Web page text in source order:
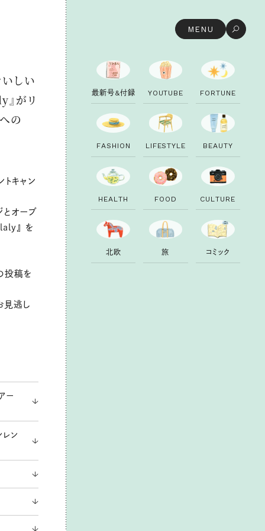
MENU
しい
がリ
の
キャン
とオーブ
』 を
投稿を
見逃し
ー
レン
最新号&付録 YO UTU B E FO RTU N E
FAS H I O N LI FESTYLE B EAUTY
H EALTH FO O D CU LTU RE
北欧 旅 コ ミ ック